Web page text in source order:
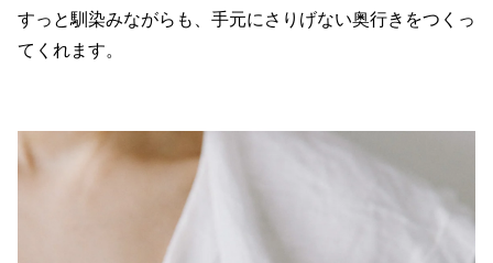
すっと馴染みながらも、手元にさりげない奥行きをつくっ
てくれます。